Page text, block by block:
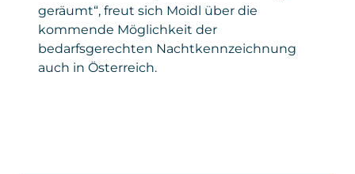
geräumt“, freut sich Moidl über die
kommende Möglichkeit der
bedarfsgerechten Nachtkennzeichnung
auch in Österreich.